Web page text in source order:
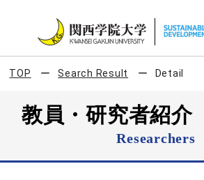
TOP Search Result Detail
教員・研究者紹介
Researchers